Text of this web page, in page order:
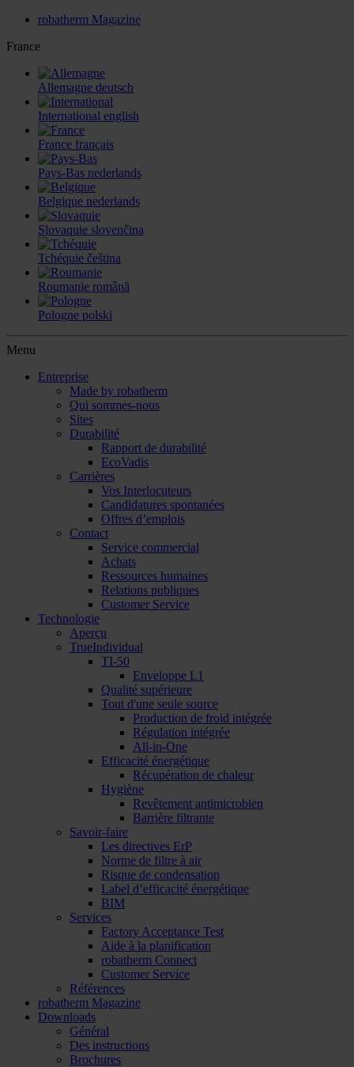
robatherm Magazine
France
Allemagne deutsch
International english
France français
Pays-Bas nederlands
Belgique nederlands
Slovaquie slovenčina
Tchéquie čeština
Roumanie română
Pologne polski
Menu
Entreprise
Made by robatherm
Qui sommes-nous
Sites
Durabilité
Rapport de durabilité
EcoVadis
Carrières
Vos Interlocuteurs
Candidatures spontanées
Offres d’emplois
Contact
Service commercial
Achats
Ressources humaines
Relations publiques
Customer Service
Technologie
Aperçu
TrueIndividual
TI-50
Enveloppe L1
Qualité supérieure
Tout d'une seule source
Production de froid intégrée
Régulation intégrée
All-in-One
Efficacité énergétique
Récupération de chaleur
Hygiène
Revêtement antimicrobien
Barrière filtrante
Savoir-faire
Les directives ErP
Norme de filtre à air
Risque de condensation
Label d’efficacité énergétique
BIM
Services
Factory Acceptance Test
Aide à la planification
robatherm Connect
Customer Service
Références
robatherm Magazine
Downloads
Général
Des instructions
Brochures